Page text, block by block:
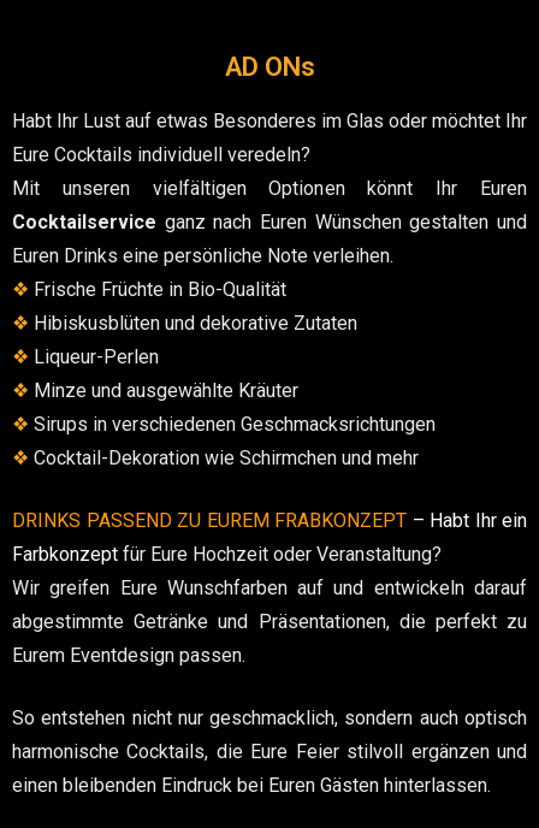
AD ONs
Habt Ihr Lust auf etwas Besonderes im Glas oder möchtet Ihr
Eure Cocktails individuell veredeln?
Mit unseren vielfältigen Optionen könnt Ihr Euren
Cocktailservice ganz nach Euren Wünschen gestalten und
Euren Drinks eine persönliche Note verleihen.
❖ Frische Früchte in Bio-Qualität
❖ Hibiskusblüten und dekorative Zutaten
❖ Liqueur-Perlen
❖ Minze und ausgewählte Kräuter
❖ Sirups in verschiedenen Geschmacksrichtungen
❖ Cocktail-Dekoration wie Schirmchen und mehr
DRINKS PASSEND ZU EUREM FRABKONZEPT – Habt Ihr ein
Farbkonzept für Eure Hochzeit oder Veranstaltung?
Wir greifen Eure Wunschfarben auf und entwickeln darauf
abgestimmte Getränke und Präsentationen, die perfekt zu
Eurem Eventdesign passen.
So entstehen nicht nur geschmacklich, sondern auch optisch
harmonische Cocktails, die Eure Feier stilvoll ergänzen und
einen bleibenden Eindruck bei Euren Gästen hinterlassen.